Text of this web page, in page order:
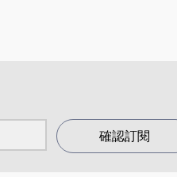
確認訂閱